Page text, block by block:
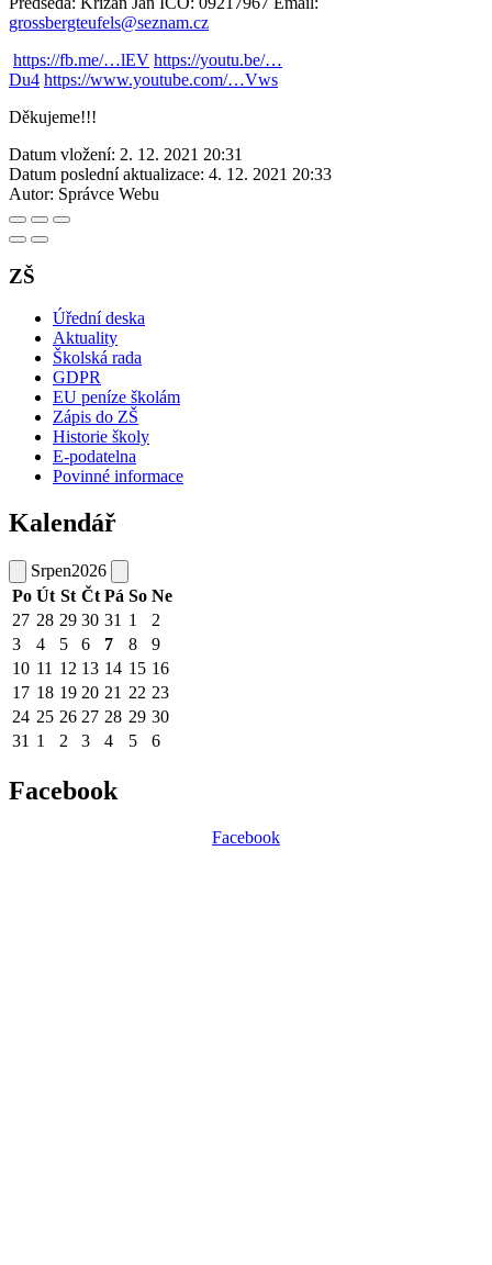
grossbergteufels@seznam.cz
https://fb.me/…lEV https://youtu.be/…
Du4 https://www.youtube.com/…Vws
Děkujeme!!!
Datum vložení: 2. 12. 2021 20:31
Datum poslední aktualizace: 4. 12. 2021 20:33
Autor: Správce Webu
ZŠ
Úřední deska
Aktuality
Školská rada
GDPR
EU peníze školám
Zápis do ZŠ
Historie školy
E-podatelna
Povinné informace
Kalendář
Srpen2026
Po Út St Čt Pá So Ne
27 28 29 30 31 1
2
3
4 5 6 7 8
9
10 11 12 13 14 15 16
17 18 19 20 21 22 23
24 25 26 27 28 29 30
31 1 2 3 4 5 6
Facebook
Facebook